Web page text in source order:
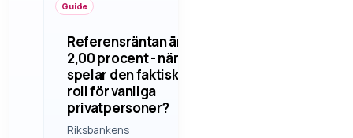
Guide
Referensräntan är
2,00 procent - när
spelar den faktiskt
roll för vanliga
privatpersoner?
Riksbankens